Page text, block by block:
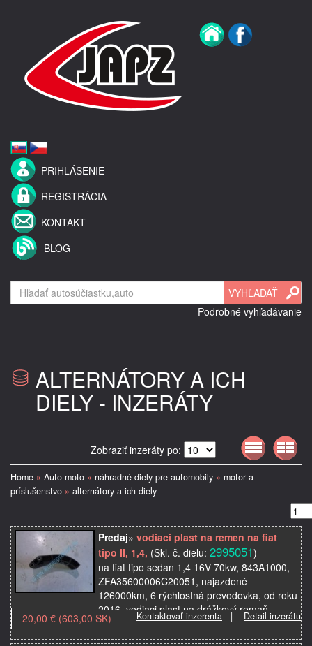
PRIHLÁSENIE
REGISTRÁCIA
KONTAKT
BLOG
Podrobné vyhľadávanie
ALTERNÁTORY A ICH
DIELY - INZERÁTY
Zobraziť inzeráty po:
Home » Auto-moto » náhradné diely pre automobily » motor a
príslušenstvo » alternátory a ich diely
Predaj» vodiaci plast na remen na fiat
tipo II, 1,4, (Skl. č. dielu: 2995051)
na fiat tipo sedan 1,4 16V 70kw, 843A1000,
ZFA35600006C20051, najazdené
126000km, 6 rýchlostná prevodovka, od roku
2016, vodiaci plast na drážkový remaň,
alternátor, použité ori…
Kontaktovať inzerenta | Detail inzerátu
20,00 € (603,00 SK)